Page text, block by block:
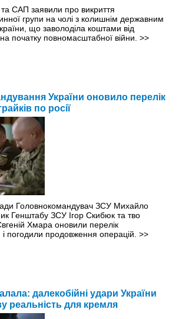
САП заявили про викриття
групи на чолі з колишнім державним
що заволоділа коштами від
початку повномасштабної війни. >>
України оновило перелік
по росії
Головнокомандувач ЗСУ Михайло
Генштабу ЗСУ Ігор Скибюк та тво
Хмара оновили перелік
і погодили продовження операцій. >>
далекобійні удари України
реальність для кремля